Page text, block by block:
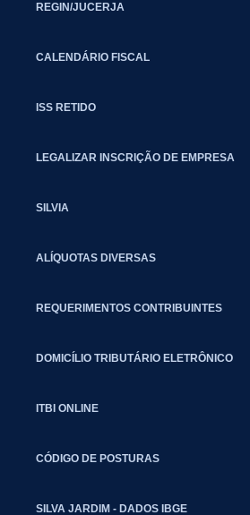
REGIN/JUCERJA
CALENDÁRIO FISCAL
ISS RETIDO
LEGALIZAR INSCRIÇÃO DE EMPRESA
SILVIA
ALÍQUOTAS DIVERSAS
REQUERIMENTOS CONTRIBUINTES
DOMICÍLIO TRIBUTÁRIO ELETRÔNICO
ITBI ONLINE
CÓDIGO DE POSTURAS
SILVA JARDIM - DADOS IBGE